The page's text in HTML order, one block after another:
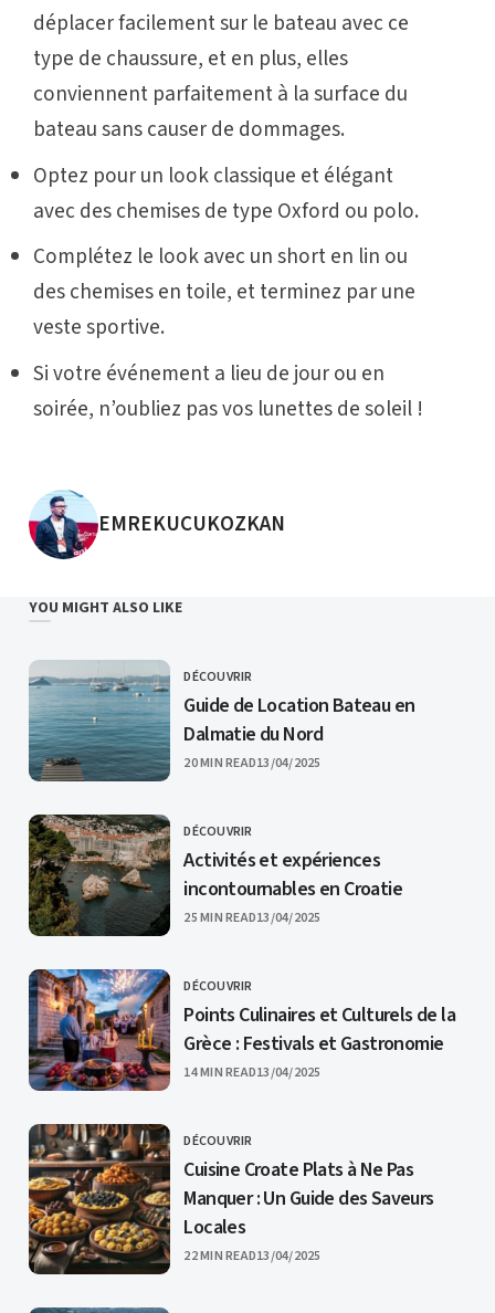
déplacer facilement sur le bateau avec ce
type de chaussure, et en plus, elles
conviennent parfaitement à la surface du
bateau sans causer de dommages.
Optez pour un look classique et élégant
avec des chemises de type Oxford ou polo.
Complétez le look avec un short en lin ou
des chemises en toile, et terminez par une
veste sportive.
Si votre événement a lieu de jour ou en
soirée, n’oubliez pas vos lunettes de soleil !
POSTED BY
EMREKUCUKOZKAN
YOU MIGHT ALSO LIKE
CATEGORY
DÉCOUVRIR
Guide de Location Bateau en
Dalmatie du Nord
20 MIN READPUBLISHED
13/04/2025
CATEGORY
DÉCOUVRIR
Activités et expériences
incontournables en Croatie
25 MIN READPUBLISHED
13/04/2025
CATEGORY
DÉCOUVRIR
Points Culinaires et Culturels de la
Grèce : Festivals et Gastronomie
14 MIN READPUBLISHED
13/04/2025
CATEGORY
DÉCOUVRIR
Cuisine Croate Plats à Ne Pas
Manquer : Un Guide des Saveurs
Locales
22 MIN READPUBLISHED
13/04/2025